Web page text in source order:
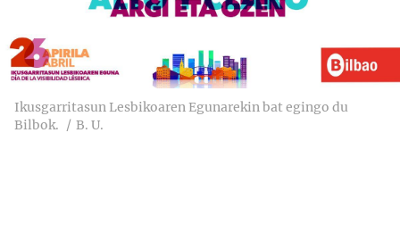
Ikusgarritasun Lesbikoaren Egunarekin bat egingo du
Bilbok.
B. U.